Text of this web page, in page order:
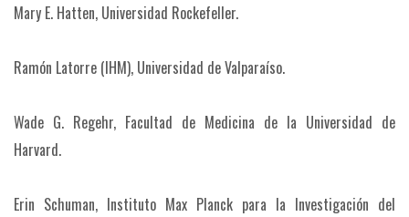
Mary E. Hatten, Universidad Rockefeller.
Ramón Latorre (IHM), Universidad de Valparaíso.
Wade G. Regehr, Facultad de Medicina de la Universidad de
Harvard.
Erin Schuman, Instituto Max Planck para la Investigación del